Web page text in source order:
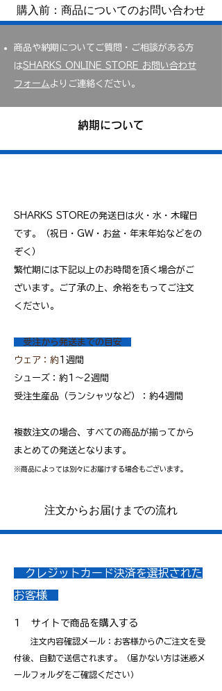
購入前：商品についてのお問い合わせ
商品や納期についてご質問・ご相談がある方
はSHARKS ONLINE STORE お問い合わせ
フォーム よりご連絡ください。
納期について
SHARKS STOREの発送日は火・水・木曜日
です。（祝日・GW・お盆・年末年始などをの
ぞく）
繁忙期には下記以上のお時間を頂く場合がご
ざいます。ご了承の上、余裕をもってご注文
ください。
受注から発送までの目安
ウェア：約 1週間
シューズ：約1～2週間
受注生産品（ランシャツなど）：約4週間
複数注文の場合、すべての商品が揃ってから
まとめての発送となります。
※商品によっては別々にお届けする場合もございます。
注文からお届けまでの流れ
クレジットカード決済を選択された
お客様
1 サイトで商品を購入する
注文内容確認メール：お客様からのご注文を受
付後、自動で送信されます。
​（届かない方は迷惑メ
ールフォルダをご確認ください）